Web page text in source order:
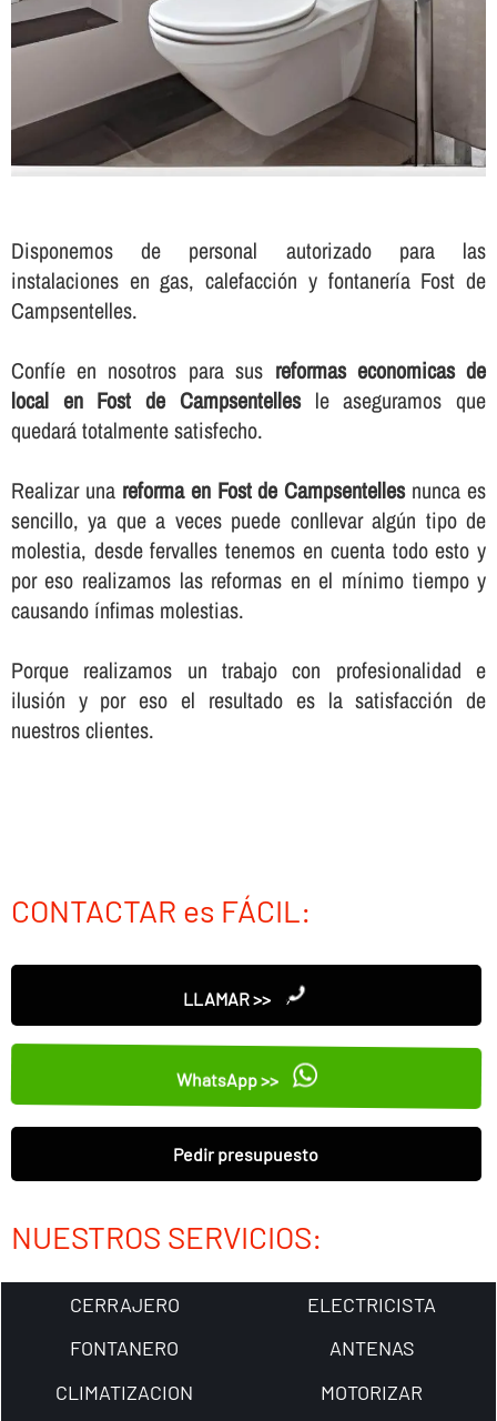
Disponemos de personal autorizado para las
instalaciones en gas, calefacción y fontanerí­a Fost de
Campsentelles.
Confí­e en nosotros para sus reformas economicas de
local en Fost de Campsentellesle aseguramos que
quedará totalmente satisfecho.
Realizar una reforma en Fost de Campsentellesnunca es
sencillo, ya que a veces puede conllevar algún tipo de
molestia, desde fervalles tenemos en cuenta todo esto y
por eso realizamos las reformas en el mí­nimo tiempo y
causando í­nfimas molestias.
Porque realizamos un trabajo con profesionalidad e
ilusión y por eso el resultado es la satisfacción de
nuestros clientes.
CONTACTAR es FÁCIL:
LLAMAR >>
WhatsApp >>
Pedir presupuesto
NUESTROS SERVICIOS:
CERRAJERO
ELECTRICISTA
FONTANERO
ANTENAS
CLIMATIZACION
MOTORIZAR